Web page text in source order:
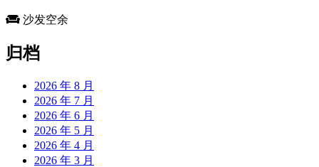
沙发空余
归档
2026 年 8 月
2026 年 7 月
2026 年 6 月
2026 年 5 月
2026 年 4 月
2026 年 3 月